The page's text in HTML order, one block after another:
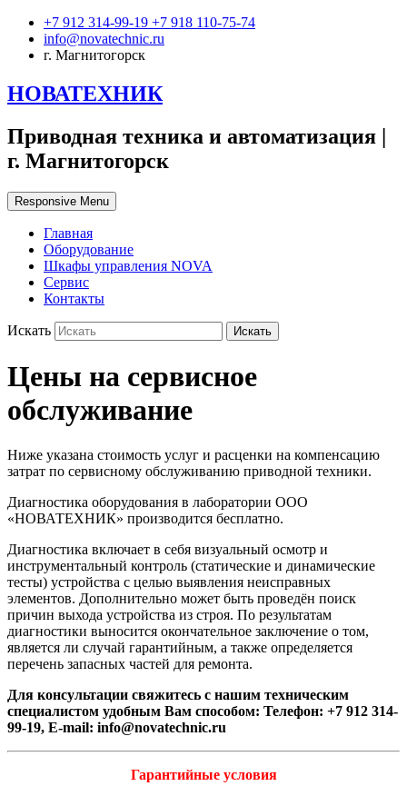
+7 912 314-99-19 +7 918 110-75-74
info@novatechnic.ru
г. Магнитогорск
НОВАТЕХНИК
Приводная техника и автоматизация |
г. Магнитогорск
Responsive Menu
Главная
Оборудование
Шкафы управления NOVA
Сервис
Контакты
Искать
Цены на сервисное
обслуживание
Ниже указана стоимость услуг и расценки на компенсацию
затрат по сервисному обслуживанию приводной техники.
Диагностика оборудования в лаборатории ООО
«НОВАТЕХНИК» производится бесплатно.
Диагностика включает в себя визуальный осмотр и
инструментальный контроль (статические и динамические
тесты) устройства с целью выявления неисправных
элементов. Дополнительно может быть проведён поиск
причин выхода устройства из строя. По результатам
диагностики выносится окончательное заключение о том,
является ли случай гарантийным, а также определяется
перечень запасных частей для ремонта.
Для консультации свяжитесь с нашим техническим
специалистом удобным Вам способом: Телефон: +7 912 314-
99-19, E-mail: info@novatechnic.ru
Гарантийные условия